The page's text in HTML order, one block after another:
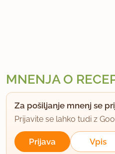
MNENJA O
Za pošiljanje mnenj se
Prijavite se lahko tudi z
Prijava Vpis